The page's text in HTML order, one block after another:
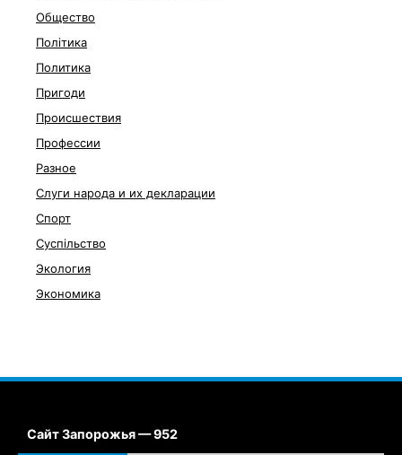
Общество
Політика
Политика
Пригоди
Происшествия
Профессии
Разное
Слуги народа и их декларации
Спорт
Суспільство
Экология
Экономика
Сайт Запорожья — 952